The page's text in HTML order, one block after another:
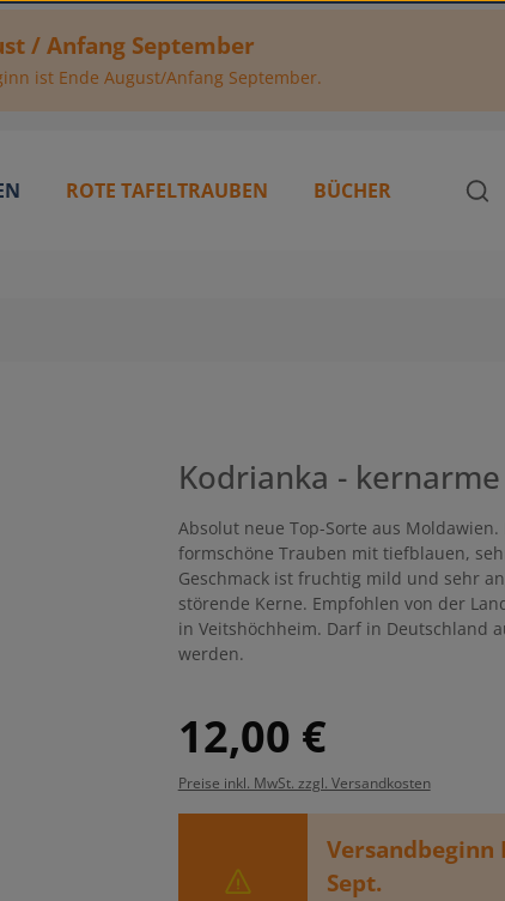
/ Anfang September
ist Ende August/Anfang September.
ROTE TAFELTRAUBEN BÜCHER
Kodrianka -
Absolut neue Top-Sorte aus Moldawien.
formschöne Trauben mit tiefblauen,
Geschmack ist fruchtig mild und sehr
störende Kerne. Empfohlen von der
in Veitshöchheim. Darf in Deutschland
werden.
Regulärer Preis:
12,00 €
Preise inkl. MwSt. zzgl. Versandkosten
Versandbeginn
Sept.